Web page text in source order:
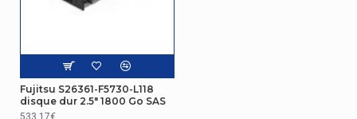
Fujitsu S26361-F5730-L118
disque dur 2.5" 1800 Go SAS
533.17€